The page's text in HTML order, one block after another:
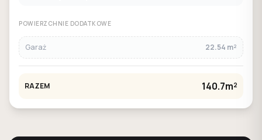
POWIERZCHNIE DODATKOWE
Garaż 22.54 m²
RAZEM 140.7m²